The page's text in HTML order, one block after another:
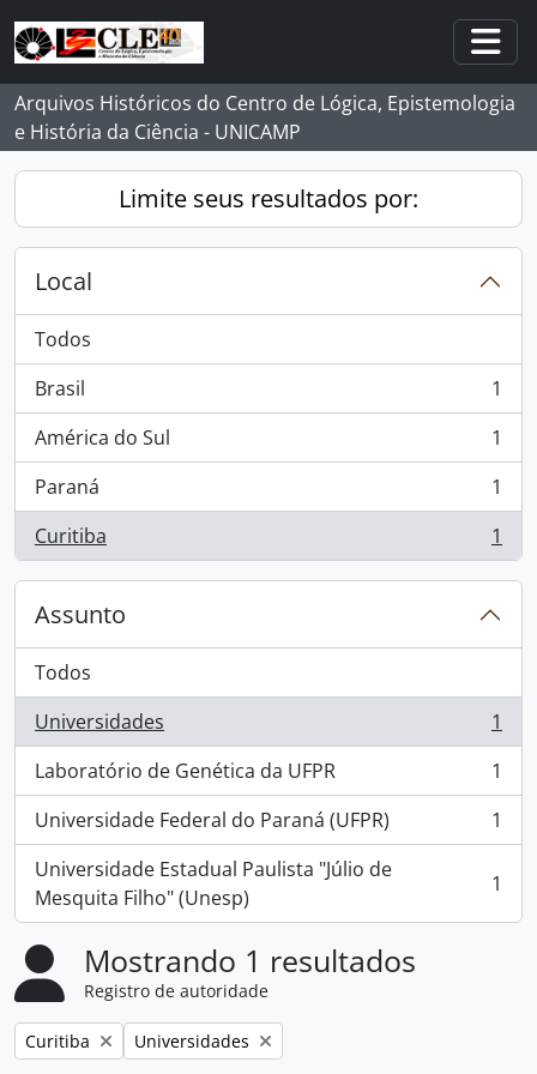
Skip to main content
Arquivos Históricos do Centro de Lógica, Epistemologia
e História da Ciência - UNICAMP
Limite seus resultados por:
Local
Todos
Brasil
, 1 resultados
1
América do Sul
, 1 resultados
1
Paraná
, 1 resultados
1
Curitiba
, 1 resultados 1
Assunto
Todos
Universidades
, 1 resultados
1
Laboratório de Genética da UFPR
, 1 resultados
1
Universidade Federal do Paraná (UFPR)
, 1 resultados
1
Universidade Estadual Paulista "Júlio de
Mesquita Filho" (Unesp)
, 1 resultados 1
Mostrando 1 resultados
Registro de autoridade
Remover filtro:
Curitiba Remover filtro:
Universidades